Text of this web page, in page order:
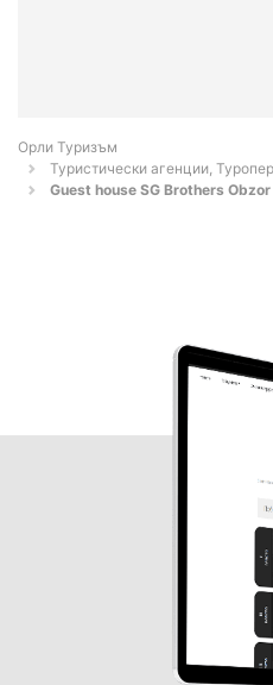
Орли Туризъм
Туристически агенции,
Guest house SG Brothers Obzor